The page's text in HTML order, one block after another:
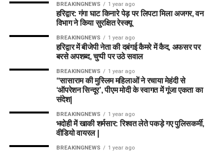
BREAKINGNEWS 1 year ago
हरिद्वार: गंगा घाट किनारे पेड़ पर लिपटा मिला अजगर, वन
विभाग ने किया सुरक्षित रेस्क्यू
BREAKINGNEWS 1 year ago
हरिद्वार में बीजेपी नेता की दबंगई कैमरे में कैद, अफसर पर
बरसे अपशब्द, चुप्पी पर उठे सवाल
BREAKINGNEWS 1 year ago
“सासाराम की मुस्लिम महिलाओं ने रचाया मेहंदी से
‘ऑपरेशन सिन्दूर’, पीएम मोदी के स्वागत में गूंजा एकता का
संदेश|
BREAKINGNEWS 1 year ago
भदोही में खाकी शर्मसार: रिश्वत लेते पकड़े गए पुलिसकर्मी,
वीडियो वायरल |
BREAKINGNEWS 1 year ago